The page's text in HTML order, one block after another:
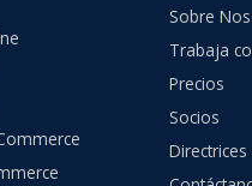
Sobre
Trabaja
Precios
Socios